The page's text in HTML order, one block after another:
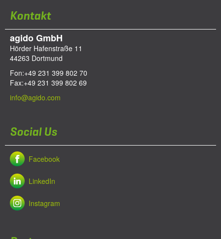
Kontakt
agido GmbH
Hörder Hafenstraße 11
44263 Dortmund
Fon:+49 231 399 802 70
Fax:+49 231 399 802 69
info@agido.com
Social Us
Facebook
LinkedIn
Instagram